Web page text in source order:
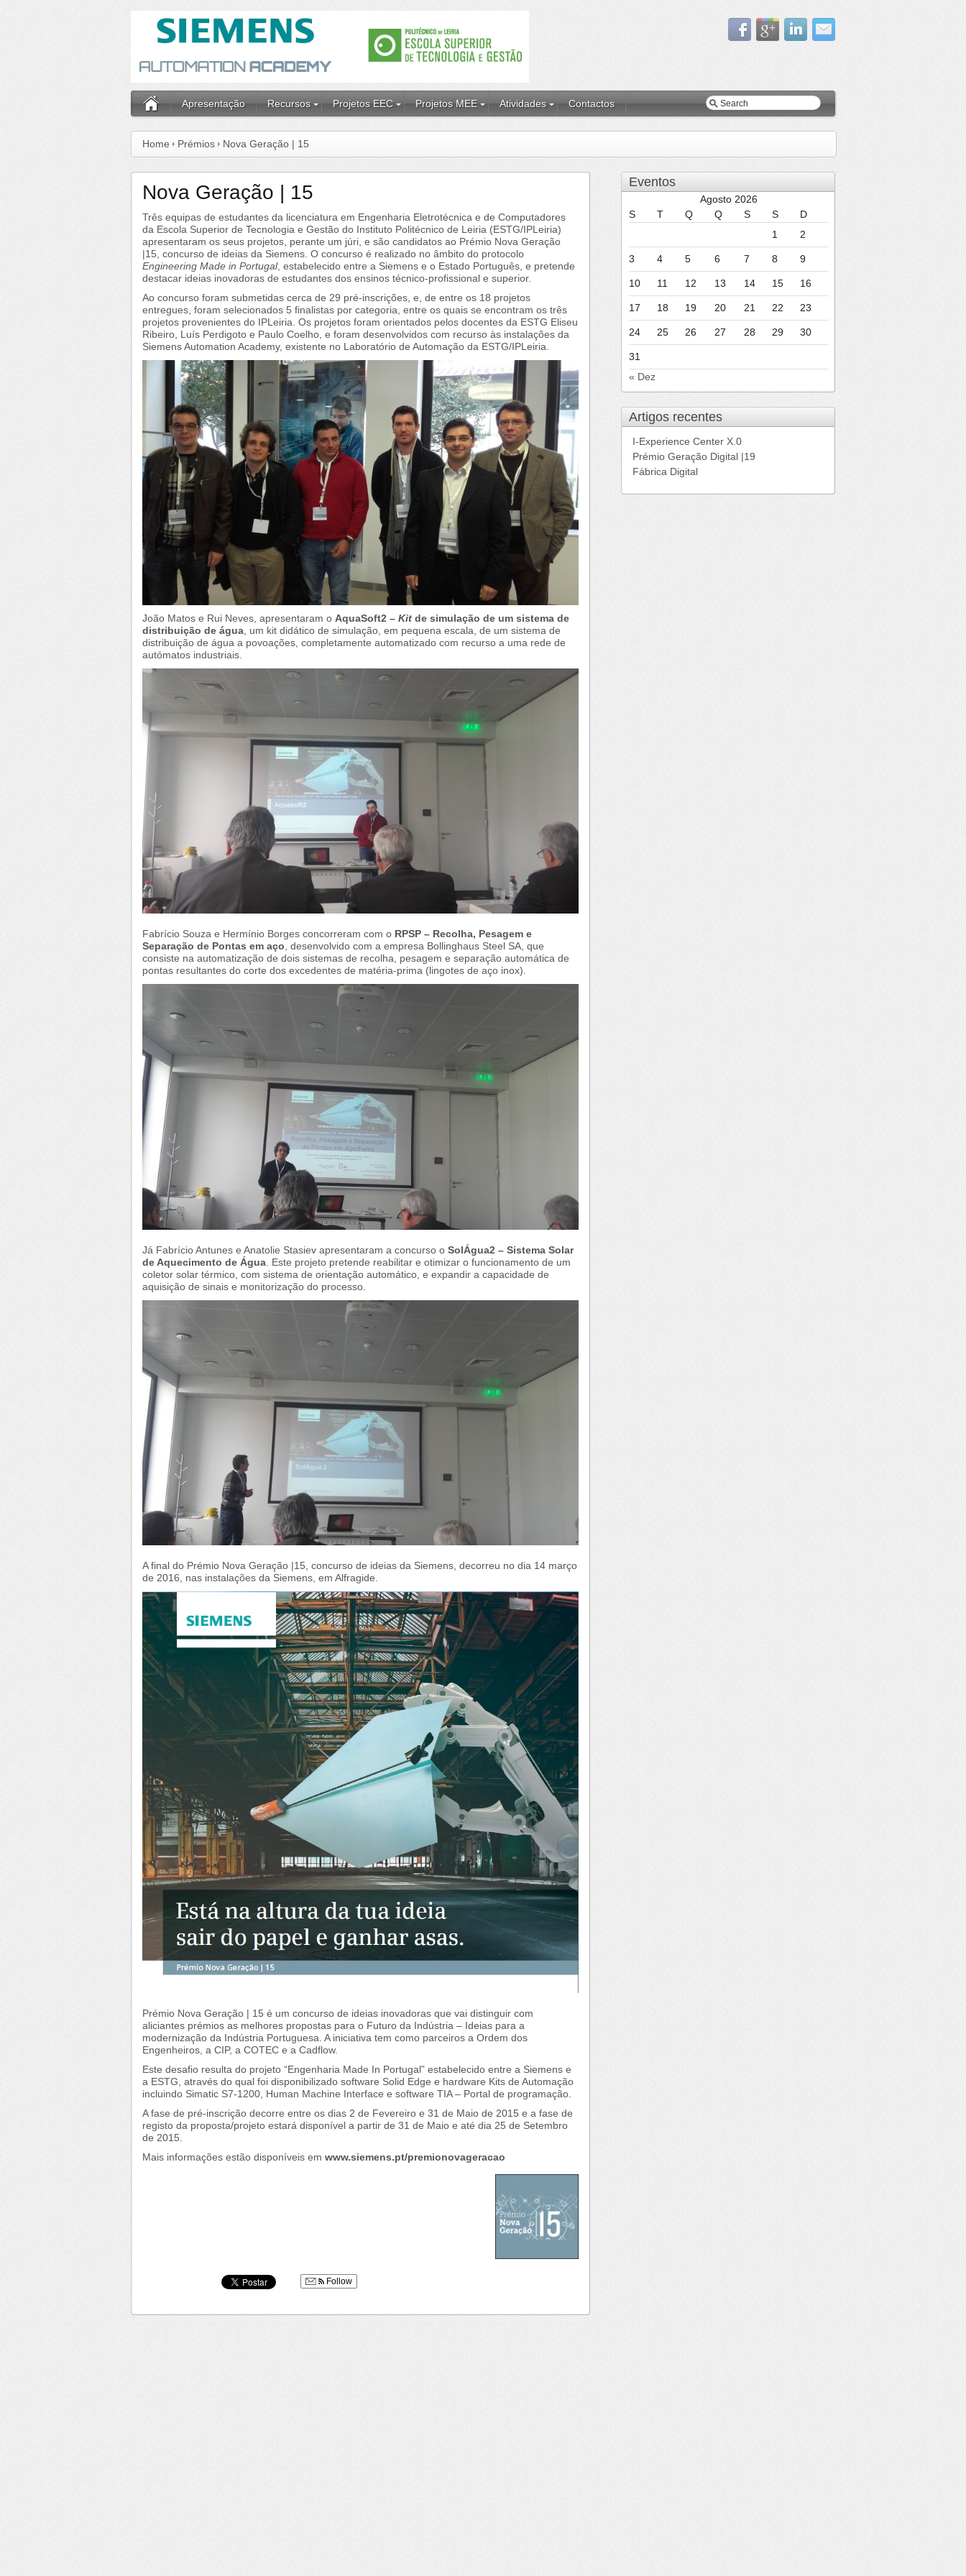
Apresentação Recursos Projetos EEC Projetos MEE Atividades Contactos
Home Prémios Nova Geração | 15
Nova Geração | 15
Três equipas de estudantes da licenciatura em Engenharia Eletrotécnica e de Computadores
da Escola Superior de Tecnologia e Gestão do Instituto Politécnico de Leiria (ESTG/IPLeiria)
apresentaram os seus projetos, perante um júri, e são candidatos ao Prémio Nova Geração
|15, concurso de ideias da Siemens. O concurso é realizado no âmbito do protocolo
Engineering Made in Portugal, estabelecido entre a Siemens e o Estado Português, e pretende
destacar ideias inovadoras de estudantes dos ensinos técnico-profissional e superior.
Ao concurso foram submetidas cerca de 29 pré-inscrições, e, de entre os 18 projetos
entregues, foram selecionados 5 finalistas por categoria, entre os quais se encontram os três
projetos provenientes do IPLeiria. Os projetos foram orientados pelos docentes da ESTG Eliseu
Ribeiro, Luís Perdigoto e Paulo Coelho, e foram desenvolvidos com recurso às instalações da
Siemens Automation Academy, existente no Laboratório de Automação da ESTG/IPLeiria.
João Matos e Rui Neves, apresentaram o AquaSoft2 – Kit de simulação de um sistema de
distribuição de água , um kit didático de simulação, em pequena escala, de um sistema de
distribuição de água a povoações, completamente automatizado com recurso a uma rede de
autómatos industriais.
Fabrício Souza e Hermínio Borges concorreram com o RPSP – Recolha, Pesagem e
Separação de Pontas em aço, desenvolvido com a empresa Bollinghaus Steel SA, que
consiste na automatização de dois sistemas de recolha, pesagem e separação automática de
pontas resultantes do corte dos excedentes de matéria-prima (lingotes de aço inox).
Já Fabrício Antunes e Anatolie Stasiev apresentaram a concurso o SolÁgua2 – Sistema Solar
de Aquecimento de Água . Este projeto pretende reabilitar e otimizar o funcionamento de um
coletor solar térmico, com sistema de orientação automático, e expandir a capacidade de
aquisição de sinais e monitorização do processo.
A final do Prémio Nova Geração |15, concurso de ideias da Siemens, decorreu no dia 14 março
de 2016, nas instalações da Siemens, em Alfragide.
Prémio Nova Geração | 15 é um concurso de ideias inovadoras que vai distinguir com
aliciantes prémios as melhores propostas para o Futuro da Indústria – Ideias para a
modernização da Indústria Portuguesa. A iniciativa tem como parceiros a Ordem dos
Engenheiros, a CIP, a COTEC e a Cadflow.
Este desafio resulta do projeto “Engenharia Made In Portugal” estabelecido entre a Siemens e
a ESTG, através do qual foi disponibilizado software Solid Edge e hardware Kits de Automação
incluindo Simatic S7-1200, Human Machine Interface e software TIA – Portal de programação.
A fase de pré-inscrição decorre entre os dias 2 de Fevereiro e 31 de Maio de 2015 e a fase de
registo da proposta/projeto estará disponível a partir de 31 de Maio e até dia 25 de Setembro
de 2015.
Mais informações estão disponíveis em www.siemens.pt/premionovageracao
Follow
Eventos
Agosto 2026
S
T Q Q S S
D
1
2
3 4 5 6 7 8 9
10 11 12 13 14 15 16
17 18 19 20 21 22 23
24 25 26 27 28 29 30
31
« Dez
Artigos recentes
I-Experience Center X.0
Prémio Geração Digital |19
Fábrica Digital